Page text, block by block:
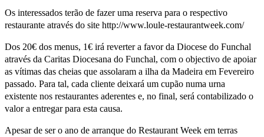
Os interessados terão de fazer uma reserva para o respectivo
restaurante através do site http://www.loule-restaurantweek.com/
Dos 20€ dos menus, 1€ irá reverter a favor da Diocese do Funchal
através da Caritas Diocesana do Funchal, com o objectivo de apoiar
as vítimas das cheias que assolaram a ilha da Madeira em Fevereiro
passado. Para tal, cada cliente deixará um cupão numa urna
existente nos restaurantes aderentes e, no final, será contabilizado o
valor a entregar para esta causa.
Apesar de ser o ano de arranque do Restaurant Week em terras